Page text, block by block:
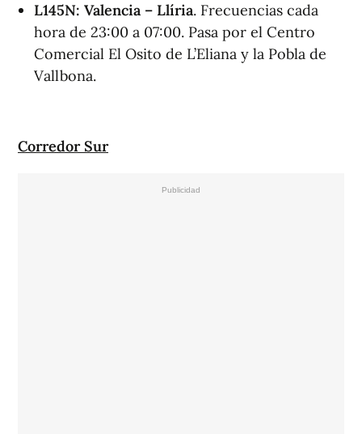
L145N: Valencia – Llíria. Frecuencias cada
hora de 23:00 a 07:00. Pasa por el Centro
Comercial El Osito de L’Eliana y la Pobla de
Vallbona.
Corredor Sur